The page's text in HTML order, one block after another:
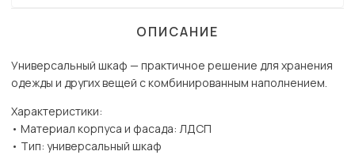
ОПИСАНИЕ
Универсальный шкаф — практичное решение для хранения
одежды и других вещей с комбинированным наполнением.
Характеристики:
• Материал корпуса и фасада: ЛДСП
• Тип: универсальный шкаф